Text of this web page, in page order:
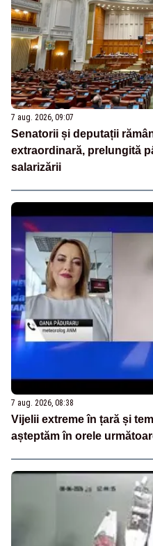
7 aug. 2026, 09:07
Senatorii și deputații
extraordinară, prelungită
salarizării
7 aug. 2026, 08:38
Vijelii extreme în țară și
așteptăm în orele